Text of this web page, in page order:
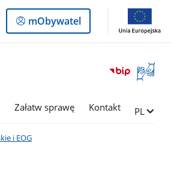
Logowanie
do
mObywatel
Otwórz
okno
języka
Załatw sprawę Kontakt Zmień
PL
i EOG